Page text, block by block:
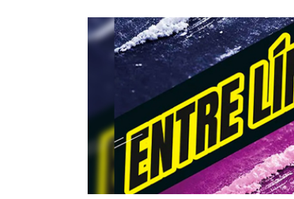
Entre líneas, el último libro de Julián
Quintero
9/Jun/2026